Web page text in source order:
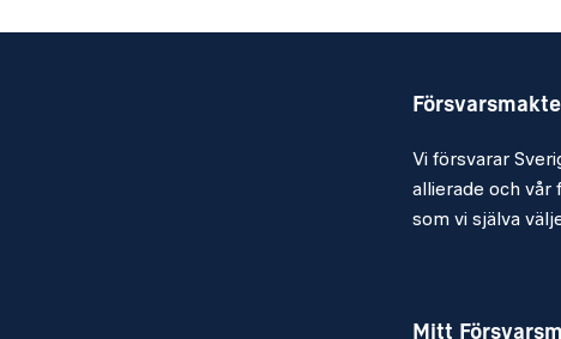
Vi försvarar
allierade och vår
som vi själva
Mitt